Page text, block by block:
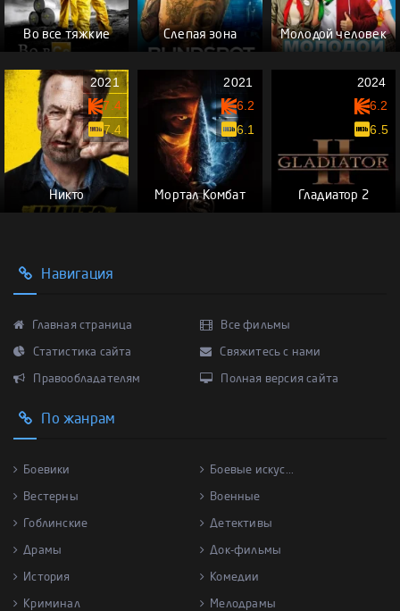
Во все тяжкие Слепая зона Молодой человек
Никто
2021
7.4
7.4
Мортал Комбат
2021
6.2
6.1
Гладиатор 2
2024
6.2
6.5
Навигация
Главная страница Все фильмы
Статистика сайта Свяжитесь с нами
Правообладателям Полная версия сайта
По жанрам
Боевики Боевые искус...
Вестерны Военные
Гоблинские Детективы
Драмы Док-фильмы
История Комедии
Криминал Мелодрамы